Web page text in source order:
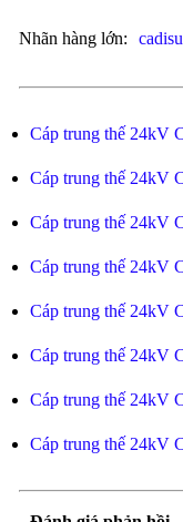
Nhãn hàng lớn:
Cáp trung thế 24kV
Cáp trung thế 24kV
Cáp trung thế 24kV
Cáp trung thế 24kV
Cáp trung thế 24kV
Cáp trung thế 24kV
Cáp trung thế 24kV
Cáp trung thế 24kV